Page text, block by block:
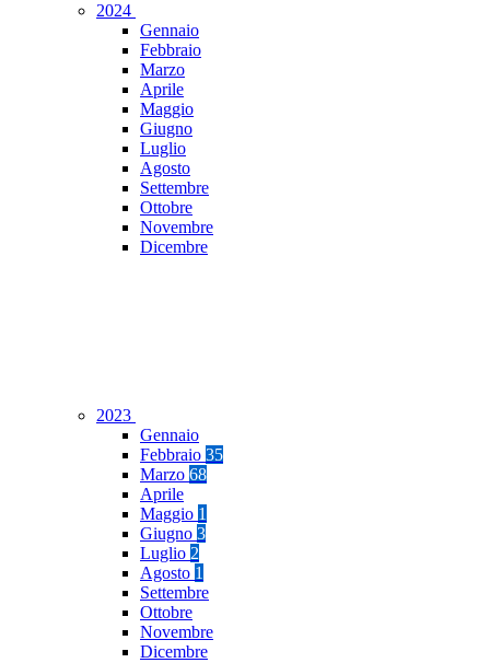
2024
Gennaio
Febbraio
Marzo
Aprile
Maggio
Giugno
Luglio
Agosto
Settembre
Ottobre
Novembre
Dicembre
2023
Gennaio
Febbraio 35
Marzo 68
Aprile
Maggio 1
Giugno 3
Luglio 2
Agosto 1
Settembre
Ottobre
Novembre
Dicembre